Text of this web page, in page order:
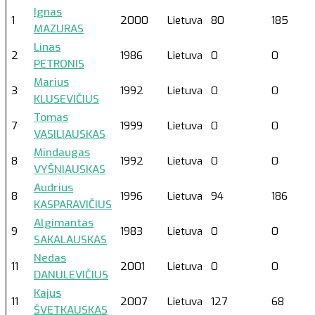
1
Ignas
MAZURAS
2000 Lietuva 80 185
2
Linas
PETRONIS
1986 Lietuva 0 0
3
Marius
KLUSEVIČIUS
1992 Lietuva 0 0
7
Tomas
VASILIAUSKAS
1999 Lietuva 0 0
8
Mindaugas
VYŠNIAUSKAS
1992 Lietuva 0 0
8
Audrius
KASPARAVIČIUS
1996 Lietuva 94 186
9
Algimantas
SAKALAUSKAS
1983 Lietuva 0 0
11
Nedas
DANULEVIČIUS
2001 Lietuva 0 0
11
Kajus
ŠVETKAUSKAS
2007 Lietuva 127 68